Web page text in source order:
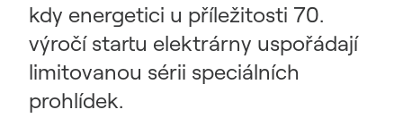
kdy energetici u příležitosti 70.
výročí startu elektrárny uspořádají
limitovanou sérii speciálních
prohlídek.